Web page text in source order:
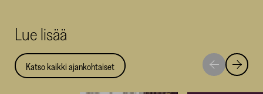
Lue lisää
Katso kaikki ajankohtaiset
Siirry
seuraavaan
Siirry